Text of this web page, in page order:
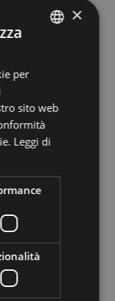
anche la
consorte.
Madonna di
sci e
il
il paese
la
proprietà
turistiche
del
riguardanti
×
per
sito web
Leggi di